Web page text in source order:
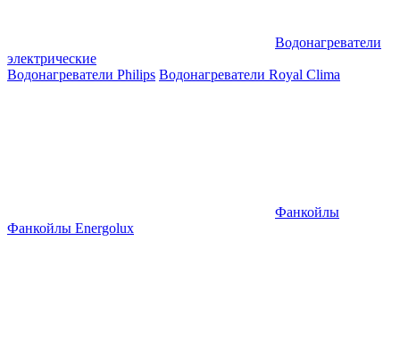
Водонагреватели
электрические
Водонагреватели Philips Водонагреватели Royal Clima
Фанкойлы
Фанкойлы Energolux